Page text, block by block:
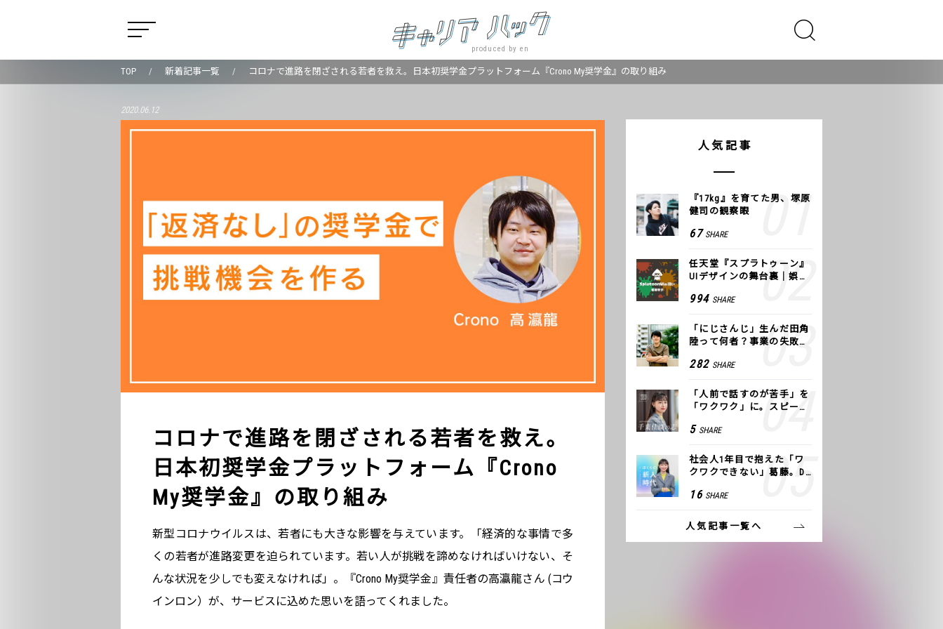
produced by en
TOP 新着記事一覧 コロナで進路を閉ざされる若者を救え。日本初奨学金プラットフォーム『Crono My奨学金』の取り組み
2020.06.12
コロナで進路を閉ざされる若者を救え。
日本初奨学金プラットフォーム『Crono
My奨学金』の取り組み
新型コロナウイルスは、若者にも大きな影響を与えています。「経済的な事情で多
くの若者が進路変更を迫られています。若い人が挑戦を諦めなければいけない、そ
んな状況を少しでも変えなければ」。『Crono My奨学金』責任者の高瀛龍さん (コウ
インロン）が、サービスに込めた思いを語ってくれました。
人気記事
『17kg』を育てた男、塚原
健司の観察眼
67 SHARE
任天堂『スプラトゥーン』
UIデザインの舞台裏｜娯楽
994 SHARE
「にじさんじ」生んだ田角
陸って何者？事業の失敗
COLOR
282 SHARE
「人前で話すのが苦手」を
「ワクワク」に。スピーチ
方トレーニング」に込めた
5 SHARE
社会人1年目で抱えた「ワ
クワクできない」葛藤。De
つけた、私の生きる道
16 SHARE
人気記事一覧へ